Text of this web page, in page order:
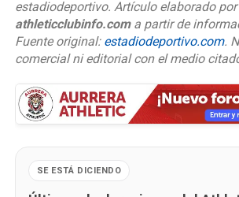
estadiodeportivo. Artículo elaborado por
athleticclubinfo.coma partir de
Fuente original: estadiodeportivo.com.
comercial ni editorial con el medio
SE ESTÁ DICIENDO